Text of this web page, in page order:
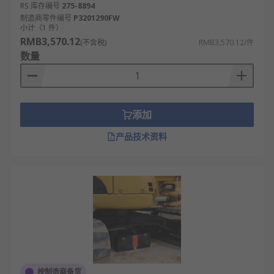
RS 库存编号 275-8894
制造商零件编号 P3201290FW
小计（1 件）
RMB3,570.12(不含税) RMB3,570.12/件
数量
添加
产品技术资料
按制造商备货